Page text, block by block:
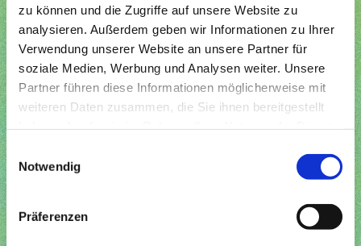
zu können und die Zugriffe auf unsere Website zu
analysieren. Außerdem geben wir Informationen zu Ihrer
Verwendung unserer Website an unsere Partner für
soziale Medien, Werbung und Analysen weiter. Unsere
Partner führen diese Informationen möglicherweise mit
weiteren Daten zusammen, die Sie ihnen bereitgestellt
Notwendig
Präferenzen